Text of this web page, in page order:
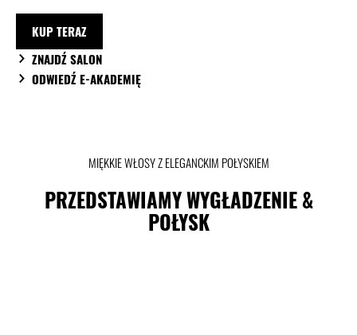
KUP TERAZ
ZNAJDŹ SALON
ODWIEDŹ E-AKADEMIĘ
MIĘKKIE WŁOSY Z ELEGANCKIM POŁYSKIEM
PRZEDSTAWIAMY WYGŁADZENIE &
POŁYSK